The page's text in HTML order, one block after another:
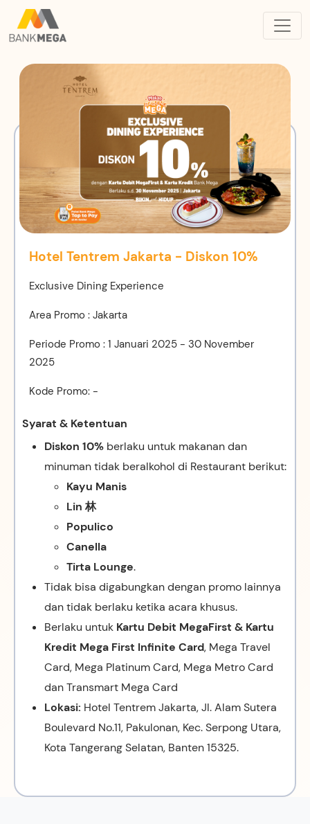
Hotel Tentrem Jakarta - Diskon 10%
Exclusive Dining Experience
Area Promo : Jakarta
Periode Promo : 1 Januari 2025 - 30 November
2025
Kode Promo: -
Syarat & Ketentuan
Diskon 10% berlaku untuk makanan dan
minuman tidak beralkohol di Restaurant berikut:
Kayu Manis
Lin 林
Populico
Canella
Tirta Lounge.
Tidak bisa digabungkan dengan promo lainnya
dan tidak berlaku ketika acara khusus.
Berlaku untuk Kartu Debit MegaFirst & Kartu
Kredit Mega First Infinite Card, Mega Travel
Card, Mega Platinum Card, Mega Metro Card
dan Transmart Mega Card
Lokasi: Hotel Tentrem Jakarta, Jl. Alam Sutera
Boulevard No.11, Pakulonan, Kec. Serpong Utara,
Kota Tangerang Selatan, Banten 15325.